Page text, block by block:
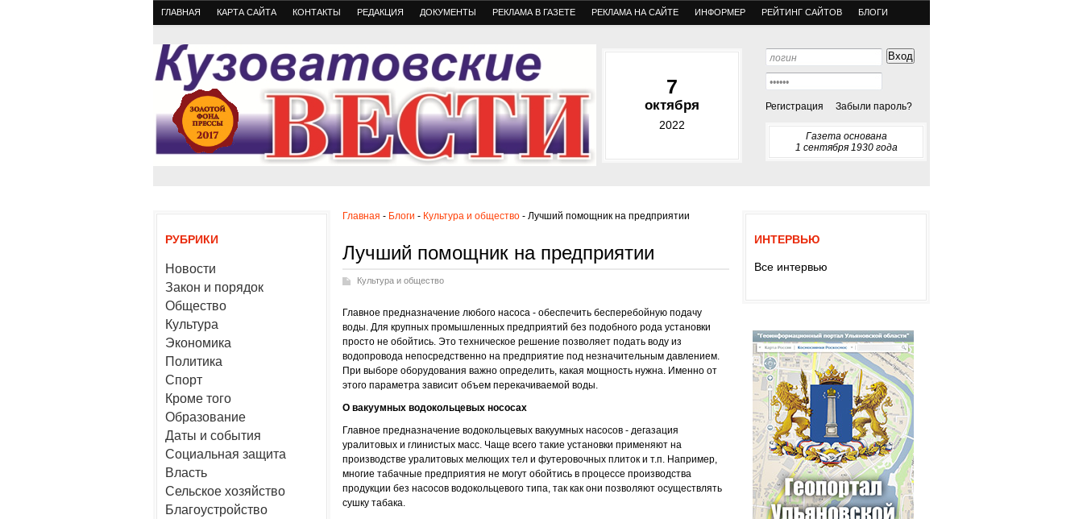
ГЛАВНАЯ КАРТА САЙТА КОНТАКТЫ РЕДАКЦИЯ ДОКУМЕНТЫ РЕКЛАМА В ГАЗЕТЕ РЕКЛАМА НА САЙТЕ ИНФОРМЕР РЕЙТИНГ САЙТОВ БЛОГИ
7
октября
2022
Регистрация Забыли пароль?
Газета основана
1 сентября 1930 года
РУБРИКИ
Новости
Закон и порядок
Общество
Культура
Экономика
Политика
Спорт
Кроме того
Образование
Даты и события
Социальная защита
Власть
Сельское хозяйство
Благоустройство
Главная - Блоги - Культура и общество - Лучший помощник на предприятии
Лучший помощник на предприятии
Культура и общество
Главное предназначение любого насоса - обеспечить бесперебойную подачу
воды. Для крупных промышленных предприятий без подобного рода установки
просто не обойтись. Это техническое решение позволяет подать воду из
водопровода непосредственно на предприятие под незначительным давлением.
При выборе оборудования важно определить, какая мощность нужна. Именно от
этого параметра зависит объем перекачиваемой воды.
О вакуумных водокольцевых нососах
Главное предназначение водокольцевых вакуумных насосов - дегазация
уралитовых и глинистых масс. Чаще всего такие установки применяют на
производстве уралитовых мелющих тел и футеровочных плиток и т.п. Например,
многие табачные предприятия не могут обойтись в процессе производства
продукции без насосов водокольцевого типа, так как они позволяют осуществлять
сушку табака.
ИНТЕРВЬЮ
Все интервью